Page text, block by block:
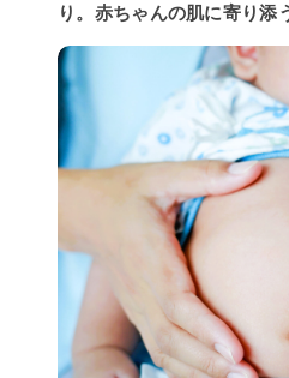
り。赤ちゃんの肌に寄り添